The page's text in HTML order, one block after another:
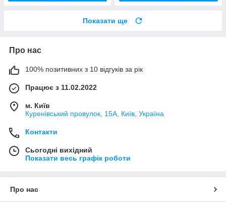
Показати ще
Про нас
100% позитивних з 10 відгуків за рік
Працює з 11.02.2022
м. Київ
Куренівський провулок, 15А, Київ, Україна
Контакти
Сьогодні вихідний
Показати весь графік роботи
Про нас